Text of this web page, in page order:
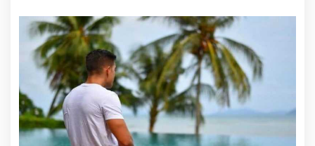
بونس 100% قطعی برای ثبت نام کاربران جدید تا 1
میلیون تومان